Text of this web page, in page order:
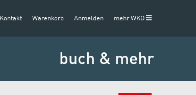
Kontakt Warenkorb Anmelden mehr WKO
buch & mehr